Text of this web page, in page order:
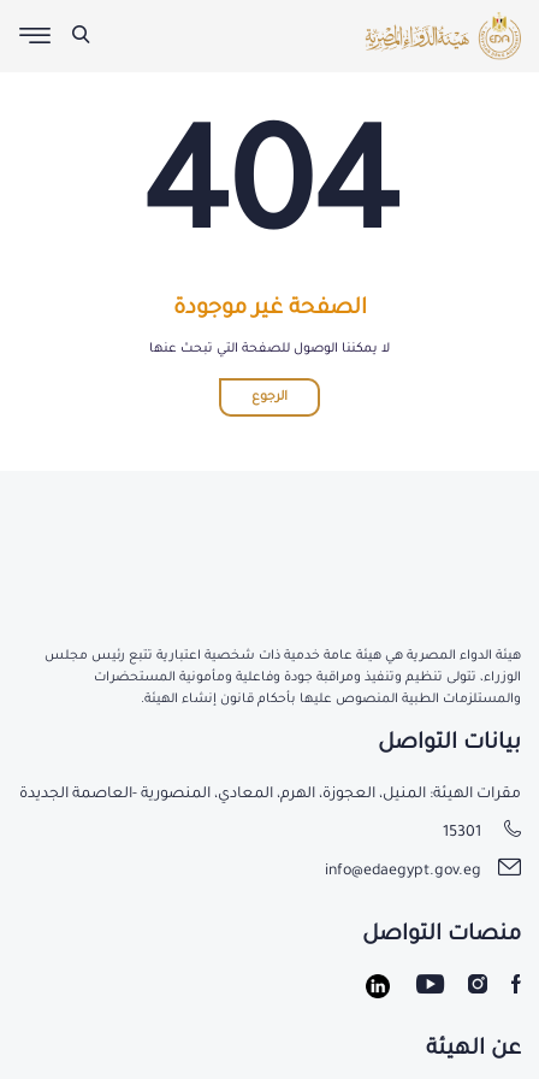
404
الصفحة غير موجودة
لا يمكننا الوصول للصفحة التي تبحث عنها
الرجوع
هيئة الدواء المصرية هي هيئة عامة خدمية ذات شخصية اعتبارية تتبع رئيس مجلس
الوزراء، تتولى تنظيم وتنفيذ ومراقبة جودة وفاعلية ومأمونية المستحضرات
والمستلزمات الطبية المنصوص عليها بأحكام قانون إنشاء الهيئة.
عن الهيئة
بيانات التواصل
مقرات الهيئة: المنيل، العجوزة، الهرم، المعادي، المنصورية -العاصمة الجديدة
15301
info@edaegypt.gov.eg
منصات التواصل